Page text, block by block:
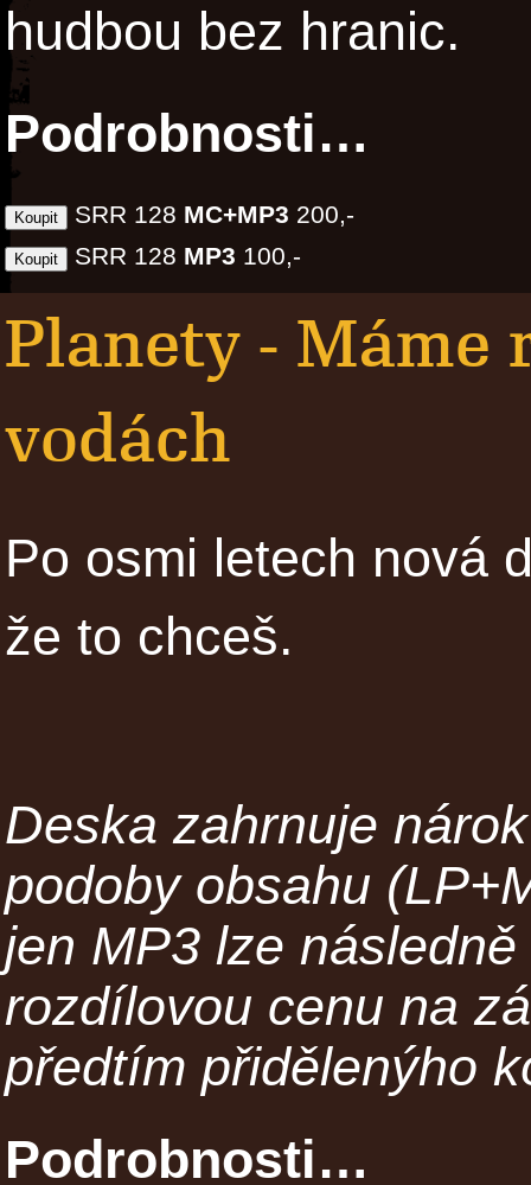
hudbou bez hranic.
Podrobnosti…
SRR 128 MC+MP3 200,-
SRR 128 MP3 100,-
Planety - Máme
vodách
Po osmi letech nová
že to chceš.
Deska zahrnuje
podoby obsahu
jen MP3 lze
rozdílovou cenu na
předtím přidělenýho
Podrobnosti…